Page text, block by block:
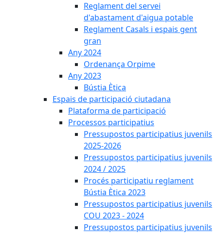
Reglament del servei
d'abastament d'aigua potable
Reglament Casals i espais gent
gran
Any 2024
Ordenança Orpime
Any 2023
Bústia Ètica
Espais de participació ciutadana
Plataforma de participació
Processos participatius
Pressupostos participatius juvenils
2025-2026
Pressupostos participatius juvenils
2024 / 2025
Procés participatiu reglament
Bústia Ètica 2023
Pressupostos participatius juvenils
COU 2023 - 2024
Pressupostos participatius juvenils